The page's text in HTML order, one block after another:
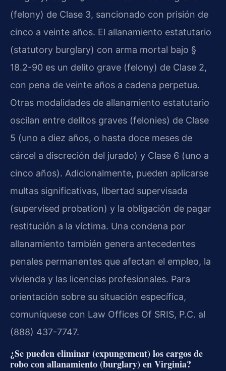
(felony) de Clase 3, sancionado con prisión de
cinco a veinte años. El allanamiento estatutario
(statutory burglary) con arma mortal bajo §
18.2-90 es un delito grave (felony) de Clase 2,
con pena de veinte años a cadena perpetua.
Otras modalidades de allanamiento estatutario
oscilan entre delitos graves (felonies) de Clase
5 (uno a diez años, o hasta doce meses de
cárcel a discreción del jurado) y Clase 6 (uno a
cinco años). Adicionalmente, pueden aplicarse
multas significativas, libertad supervisada
(supervised probation) y la obligación de pagar
restitución a la víctima. Una condena por
allanamiento también genera antecedentes
penales permanentes que afectan el empleo, la
vivienda y las licencias profesionales. Para
orientación sobre su situación específica,
comuníquese con Law Offices Of SRIS, P.C. al
(888) 437-7747.
¿Se pueden eliminar (expungement) los cargos de
robo con allanamiento (burglary) en Virginia?